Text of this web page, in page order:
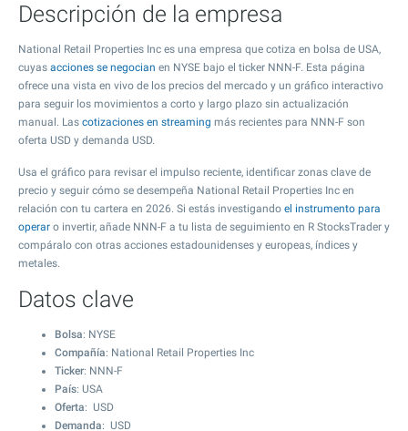
Descripción de la empresa
National Retail Properties Inc es una empresa que cotiza en bolsa de USA,
cuyas acciones se negocian en NYSE bajo el ticker NNN-F. Esta página
ofrece una vista en vivo de los precios del mercado y un gráfico interactivo
para seguir los movimientos a corto y largo plazo sin actualización
manual. Las cotizaciones en streaming más recientes para NNN-F son
oferta USD y demanda USD.
Usa el gráfico para revisar el impulso reciente, identificar zonas clave de
precio y seguir cómo se desempeña National Retail Properties Inc en
relación con tu cartera en 2026. Si estás investigando el instrumento para
operar o invertir, añade NNN-F a tu lista de seguimiento en R StocksTrader y
compáralo con otras acciones estadounidenses y europeas, índices y
metales.
Datos clave
Bolsa: NYSE
Compañía: National Retail Properties Inc
Ticker: NNN-F
País: USA
Oferta: USD
Demanda: USD